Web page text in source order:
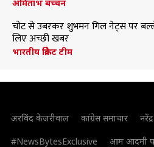
अमिताभ बच्चन
चोट से उबरकर शुभमन गिल नेट्स पर
लिए अच्छी खबर
भारतीय क्रिकेट टीम
अरविंद केजरीवाल कांग्रेस समाचार
#NewsBytesExclusive
आम आदमी